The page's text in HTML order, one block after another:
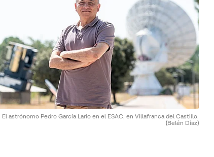
El astrónomo Pedro García Lario en el ESAC, en Villafranca del Castillo.
(Belén Díaz)